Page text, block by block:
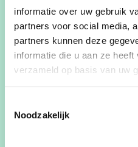
informatie over uw gebruik
partners voor social media,
partners kunnen deze
informatie die u aan ze
verzameld op basis van uw
Noodzakelijk